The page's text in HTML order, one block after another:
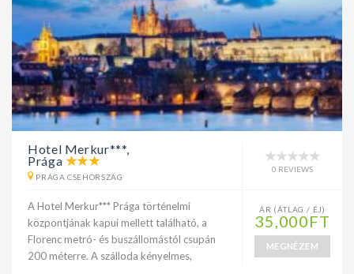
Hotel Merkur***,
Prága
PRÁGA CSEHORSZÁG
0 REVIEWS
A Hotel Merkur*** Prága történelmi
központjának kapui mellett található, a
Florenc metró- és buszállomástól csupán
200 méterre. A szálloda kényelmes,
ÁR (ÁTLAG / ÉJ)
35,000FT
MEGNÉZEM